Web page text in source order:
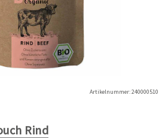
Artikelnummer:240000510
Rind